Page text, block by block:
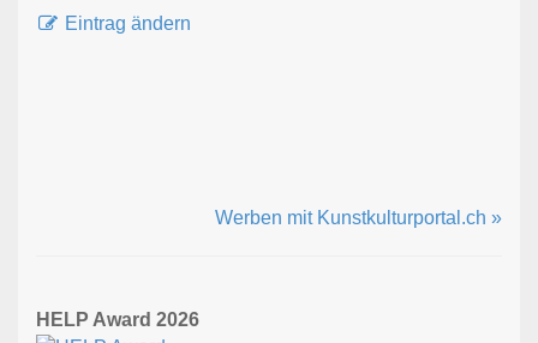
Eintrag ändern
Werben mit Kunstkulturportal.ch »
HELP Award 2026